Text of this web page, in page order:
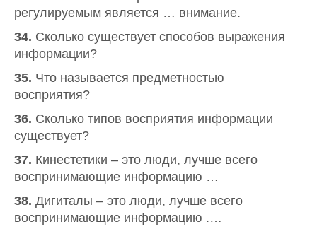
регулируемым является … внимание.
34. Сколько существует способов выражения
информации?
35. Что называется предметностью
восприятия?
36. Сколько типов восприятия информации
существует?
37. Кинестетики – это люди, лучше всего
воспринимающие информацию …
38. Дигиталы – это люди, лучше всего
воспринимающие информацию .…